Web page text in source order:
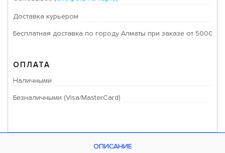
Доставка курьером
Бесплатная доставка по городу Алматы при заказе от 50000
ОПЛАТА
Наличными
Безналичными (Visa/MasterCard)
ОПИСАНИЕ